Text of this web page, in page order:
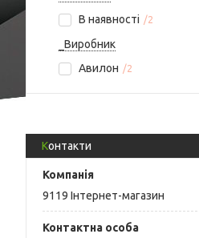
В наявності
2
_Виробник
Авилон
2
Контакти
9119 Інтернет-магазин